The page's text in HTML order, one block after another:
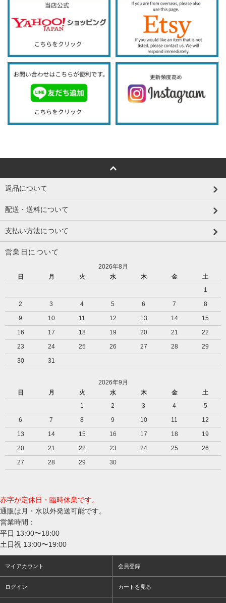
返品について
配送・送料について
支払い方法について
営業日について
2026年8月
日
月 火 水 木 金
土
1
2
3 4 5 6 7
8
9
10 11 12 13 14
15
16
17 18 19 20 21
22
23
24 25 26 27 28
29
30
31
2026年9月
日
月 火 水 木 金
土
1
2 3 4
5
6
7 8 9 10 11
12
13
14 15 16 17 18
19
20
21 22 23 24 25
26
27
28 29 30
赤字が定休日・臨時休業です。
通販は月・水以外発送可能です。
営業時間：
平日 13:00〜18:00
土日祝 13:00〜19:00
マイアカウント 会員登録
ログイン カートを見る